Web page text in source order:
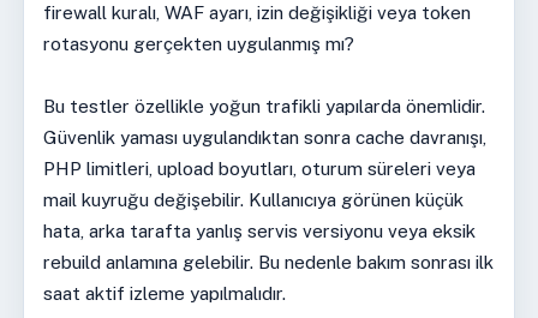
firewall kuralı, WAF ayarı, izin değişikliği veya token
rotasyonu gerçekten uygulanmış mı?
Bu testler özellikle yoğun trafikli yapılarda önemlidir.
Güvenlik yaması uygulandıktan sonra cache davranışı,
PHP limitleri, upload boyutları, oturum süreleri veya
mail kuyruğu değişebilir. Kullanıcıya görünen küçük
hata, arka tarafta yanlış servis versiyonu veya eksik
rebuild anlamına gelebilir. Bu nedenle bakım sonrası ilk
saat aktif izleme yapılmalıdır.